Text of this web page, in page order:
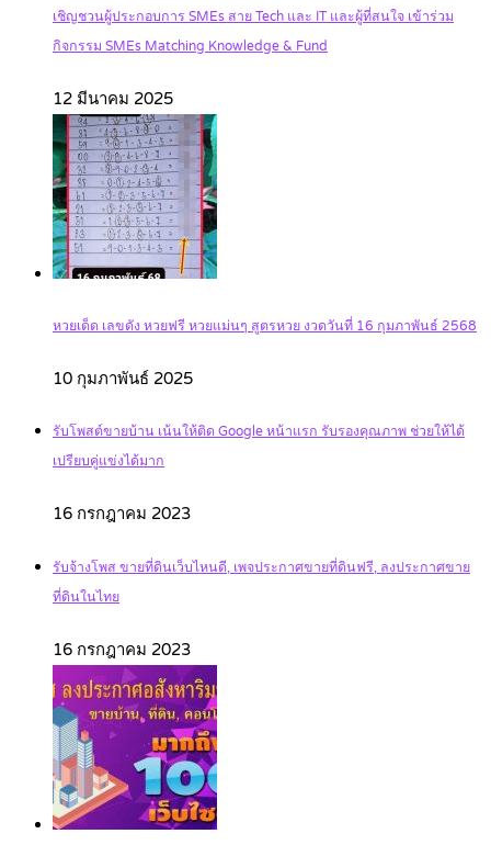
เชิญชวนผู้ประกอบการ SMEs สาย Tech และ IT และผู้ที่สนใจ เข้าร่วม
กิจกรรม SMEs Matching Knowledge & Fund
12 มีนาคม 2025
หวยเด็ด เลขดัง หวยฟรี หวยแม่นๆ สูตรหวย งวดวันที่ 16 กุมภาพันธ์ 2568
10 กุมภาพันธ์ 2025
รับโพสต์ขายบ้าน เน้นให้ติด Google หน้าแรก รับรองคุณภาพ ช่วยให้ได้
เปรียบคู่แข่งได้มาก
16 กรกฎาคม 2023
รับจ้างโพส ขายที่ดินเว็บไหนดี, เพจประกาศขายที่ดินฟรี, ลงประกาศขาย
ที่ดินในไทย
16 กรกฎาคม 2023